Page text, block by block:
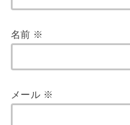
名前 ※
メール ※